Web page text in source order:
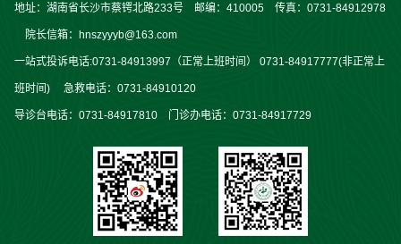
地址：湖南省长沙市蔡锷北路233号 邮编：410005 传真：0731-84912978
院长信箱：hnszyyyb@163.com
一站式投诉电话:0731-84913997（正常上班时间） 0731-84917777(非正常上
班时间) 急救电话：0731-84910120
导诊台电话：0731-84917810 门诊办电话：0731-84917729